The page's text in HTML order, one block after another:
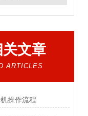
关文章
ARTICLES
操作流程